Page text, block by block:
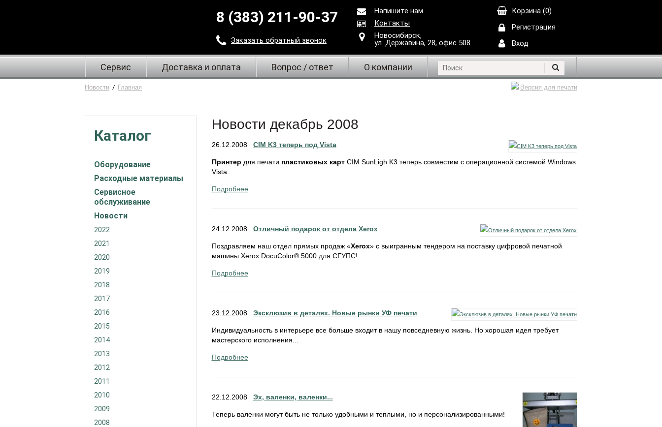
8 (383) 211-90-37
Заказать обратный звонок
Напишите нам
Контакты
Новосибирск,
ул. Державина, 28, офис 508
Корзина (0)
Регистрация
Вход
Сервис Доставка и оплата Вопрос / ответ О компании
Новости / Главная Версия для печати
Каталог
Оборудование
Расходные материалы
Сервисное
обслуживание
Новости
2022
2021
2020
2019
2018
2017
2016
2015
2014
2013
2012
2011
2010
2009
2008
Новости декабрь 2008
26.12.2008 CIM K3 теперь под Vista
Принтер для печати пластиковых картCIM SunLigh K3 теперь совместим с операционной системой Windows
Vista.
Подробнее
24.12.2008 Отличный подарок от отдела Xerox
Поздравляем наш отдел прямых продаж «Xerox» с выигранным тендером на поставку цифровой печатной
машины Xerox DocuColor® 5000 для СГУПС!
Подробнее
23.12.2008 Эксклюзив в деталях. Новые рынки УФ печати
Индивидуальность в интерьере все больше входит в нашу повседневную жизнь. Но хорошая идея требует
мастерского исполнения...
Подробнее
22.12.2008 Эх, валенки, валенки...
Теперь валенки могут быть не только удобными и теплыми, но и персонализированными!